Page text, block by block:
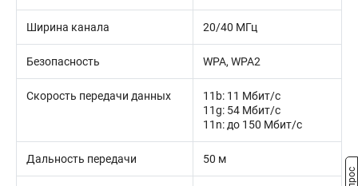
Ширина канала 20/40 МГц
Безопасность WPA, WPA2
Скорость передачи данных
11b: 11 Мбит/с
11g: 54 Мбит/с
11n: до 150 Мбит/с
Дальность передачи 50 м